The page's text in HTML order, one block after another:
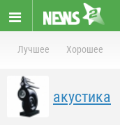
Лучшее Хорошее
акустика